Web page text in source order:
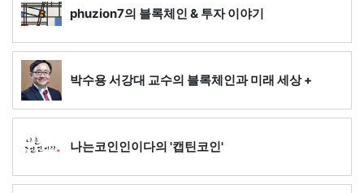
phuzion7의 블록체인 & 투자 이야기
박수용 서강대 교수의 블록체인과 미래 세상 +
나는코인인이다의 '캡틴코인'